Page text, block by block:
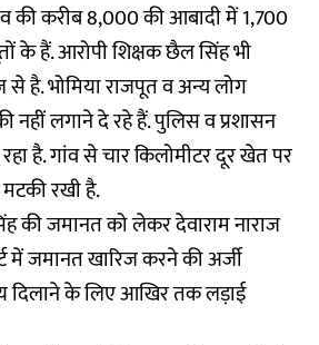
की करीब 8,000 की आबादी में 1,700
के हैं. आरोपी शिक्षक छैल सिंह भी
से है. भोमिया राजपूत व अन्य लोग
नहीं लगाने दे रहे हैं. पुलिस व प्रशासन
है. गांव से चार किलोमीटर दूर खेत पर
रखी है.
की जमानत को लेकर देवाराम नाराज
में जमानत खारिज करने की अर्जी
दिलाने के लिए आखिर तक लड़ाई